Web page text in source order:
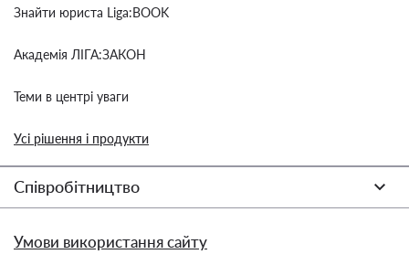
Знайти юриста Liga:BOOK
Академія ЛІГА:ЗАКОН
Теми в центрі уваги
Усі рішення і продукти
Співробітництво
Умови використання сайту